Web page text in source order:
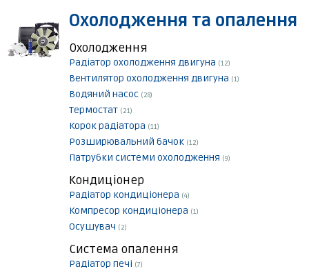
Охолодження та опалення
Охолодження
Радіатор охолодження двигуна (12)
Вентилятор охолодження двигуна (1)
Водяний насос (28)
Термостат (21)
Корок радіатора (11)
Розширювальний бачок (12)
Патрубки системи охолодження (9)
Кондиціонер
Радіатор кондиціонера (4)
Компресор кондиціонера (1)
Осушувач (2)
Система опалення
Радіатор печі (7)